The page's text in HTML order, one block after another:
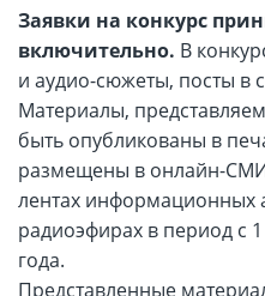
Заявки на конкурс
включительно. В
и аудио-сюжеты, посты в
Материалы,
быть опубликованы в
размещены в онлайн-
лентах информационных
радиоэфирах в период с
года.
Представленные